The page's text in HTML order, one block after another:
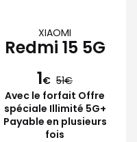
XIAOMI
Redmi 15 5G
1€ 51
Avec le forfait Offre
spéciale Illimité 5G+
Payable en plusieurs
fois